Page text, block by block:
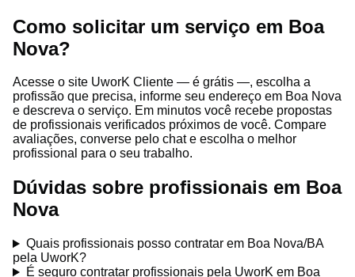
Como solicitar um serviço em Boa
Nova?
Acesse o site UworK Cliente — é grátis —, escolha a
profissão que precisa, informe seu endereço em Boa Nova
e descreva o serviço. Em minutos você recebe propostas
de profissionais verificados próximos de você. Compare
avaliações, converse pelo chat e escolha o melhor
profissional para o seu trabalho.
Dúvidas sobre profissionais em Boa
Nova
Quais profissionais posso contratar em Boa Nova/BA
pela UworK?
É seguro contratar profissionais pela UworK em Boa